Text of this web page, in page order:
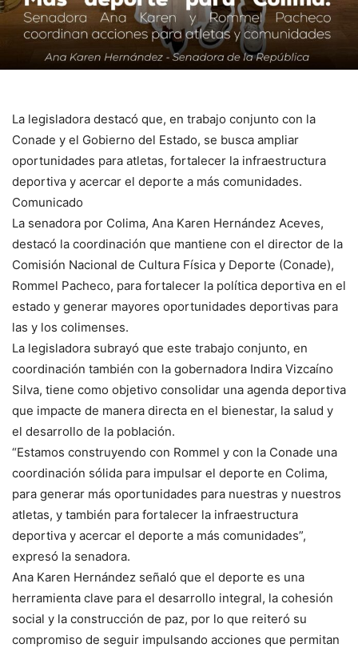
La legisladora destacó que, en trabajo conjunto con la
Conade y el Gobierno del Estado, se busca ampliar
oportunidades para atletas, fortalecer la infraestructura
deportiva y acercar el deporte a más comunidades.
Comunicado
La senadora por Colima, Ana Karen Hernández Aceves,
destacó la coordinación que mantiene con el director de la
Comisión Nacional de Cultura Física y Deporte (Conade),
Rommel Pacheco, para fortalecer la política deportiva en el
estado y generar mayores oportunidades deportivas para
las y los colimenses.
La legisladora subrayó que este trabajo conjunto, en
coordinación también con la gobernadora Indira Vizcaíno
Silva, tiene como objetivo consolidar una agenda deportiva
que impacte de manera directa en el bienestar, la salud y
el desarrollo de la población.
“Estamos construyendo con Rommel y con la Conade una
coordinación sólida para impulsar el deporte en Colima,
para generar más oportunidades para nuestras y nuestros
atletas, y también para fortalecer la infraestructura
deportiva y acercar el deporte a más comunidades”,
expresó la senadora.
Ana Karen Hernández señaló que el deporte es una
herramienta clave para el desarrollo integral, la cohesión
social y la construcción de paz, por lo que reiteró su
compromiso de seguir impulsando acciones que permitan